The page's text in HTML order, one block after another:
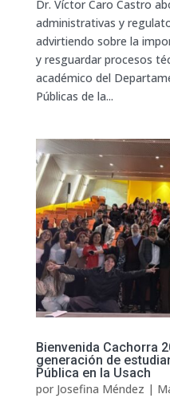
Dr. Víctor Caro Castro
administrativas y
advirtiendo sobre la
y resguardar procesos
académico del
Públicas de la...
Bienvenida Cachorra
generación de
Pública en la Usach
por Josefina Méndez |